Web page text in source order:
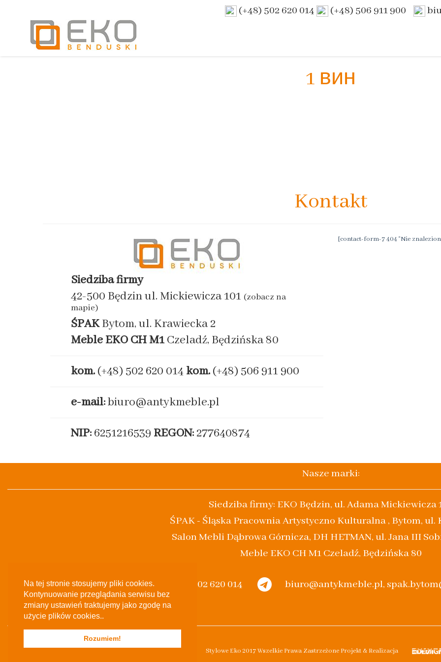
Na tej stronie stosujemy pliki cookies.
Kontynuowanie przeglądania serwisu bez
zmiany ustawień traktujemy jako zgodę na
użycie plików cookies..
Rozumiem!
(+48) 502 620 014 (+48) 506 911 900
1 вин
Kontakt
Siedziba firmy
42-500 Będzin ul. Mickiewicza 101 (zobacz na
mapie)
ŚPAKBytom, ul. Krawiecka 2
Meble EKO CH M1Czeladź, Będzińska 80
kom. (+48) 502 620 014 kom. (+48) 506 911 900
e-mail:biuro@antykmeble.pl
NIP: 6251216539 REGON: 277640874
[contact-form-7 404 "Nie
Nasze marki:
Siedziba firmy: EKO Będzin, ul. Adama Mickiewicza
ŚPAK - Śląska Pracownia Artystyczno Kulturalna , Bytom, ul.
Salon Mebli Dąbrowa Górnicza, DH HETMAN, ul. Jana III
Meble EKO CH M1 Czeladź, Będzińska 80
(+48) 502 620 014 biuro@antykmeble.pl,
Stylowe Eko 2017 Wszelkie Prawa Zastrzeżone Projekt & Realizacja